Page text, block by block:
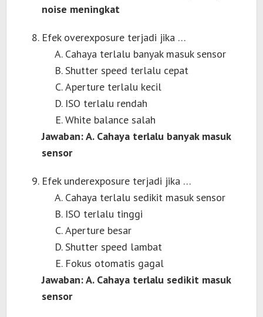
noise meningkat
Efek overexposure terjadi jika …
Cahaya terlalu banyak masuk sensor
Shutter speed terlalu cepat
Aperture terlalu kecil
ISO terlalu rendah
White balance salah
Jawaban: A. Cahaya terlalu banyak masuk
sensor
Efek underexposure terjadi jika …
Cahaya terlalu sedikit masuk sensor
ISO terlalu tinggi
Aperture besar
Shutter speed lambat
Fokus otomatis gagal
Jawaban: A. Cahaya terlalu sedikit masuk
sensor